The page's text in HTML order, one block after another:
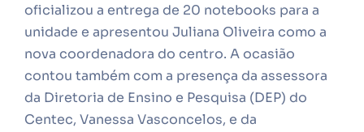
oficializou a entrega de 20 notebooks para a
unidade e apresentou Juliana Oliveira como a
nova coordenadora do centro. A ocasião
contou também com a presença da assessora
da Diretoria de Ensino e Pesquisa (DEP) do
Centec, Vanessa Vasconcelos, e da